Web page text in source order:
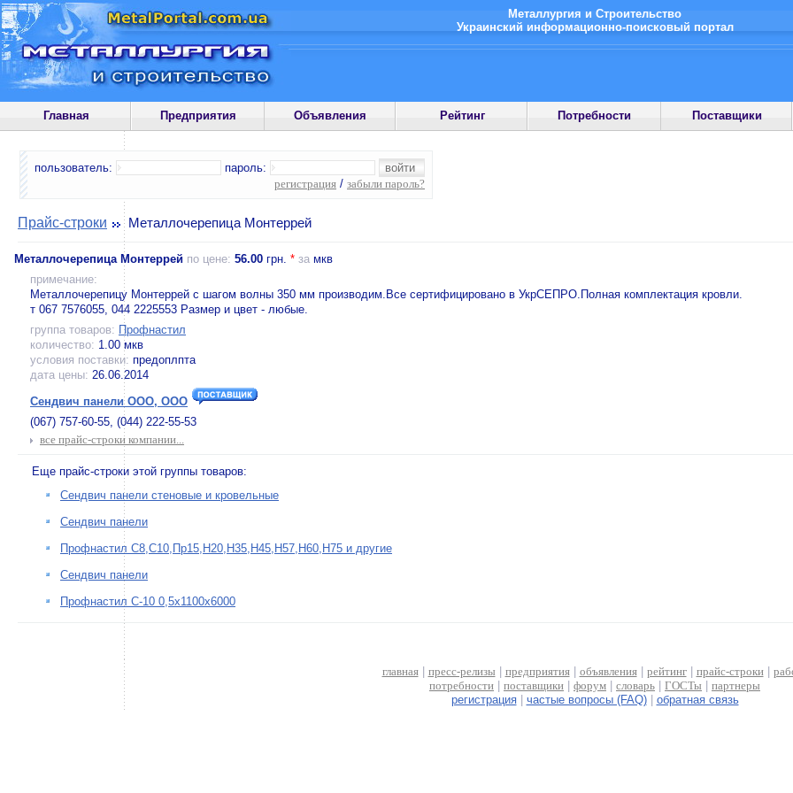
Металлургия и Строительство
Украинский информационно-поисковый портал
Главная Предприятия Объявления Рейтинг Потребности Поставщики
пользователь:
пароль:
регистрация / забыли пароль?
Прайс-строки Металлочерепица Монтеррей
Металлочерепица Монтеррей по цене: 56.00 грн. * за мкв
примечание:
Металлочерепицу Монтеррей с шагом волны 350 мм производим.Все сертифицировано в УкрСЕПРО.Полная комплектация кровли.
т 067 7576055, 044 2225553 Размер и цвет - любые.
группа товаров: Профнастил
количество: 1.00 мкв
условия поставки: предоплпта
дата цены: 26.06.2014
Сендвич панели ООО, ООО
(067) 757-60-55, (044) 222-55-53
все прайс-строки компании...
Еще прайс-строки этой группы товаров:
Сендвич панели стеновые и кровельные
Сендвич панели
Профнастил С8,С10,Пр15,Н20,Н35,Н45,Н57,Н60,Н75 и другие
Сендвич панели
Профнастил С-10 0,5х1100х6000
главная| пресс-релизы предприятия| объявления| рейтинг| прайс-строки|
потребности
поставщики форум словарь ГОСТы
партнеры
регистрация| частые вопросы (FAQ)| обратная связь